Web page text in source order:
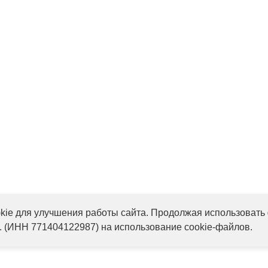
для улучшения работы сайта. Продолжая использовать
(ИНН 771404122987) на использование cookie-файлов.